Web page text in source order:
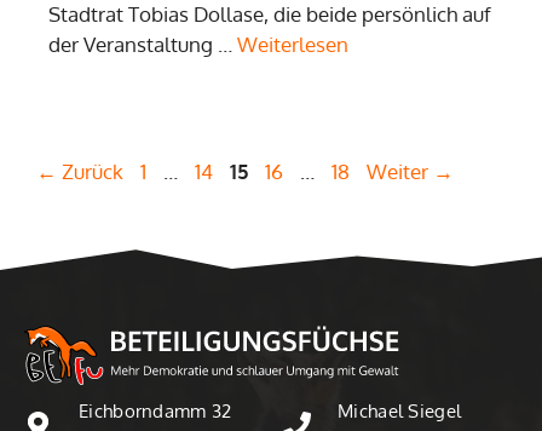
Stadtrat Tobias Dollase, die beide persönlich auf
der Veranstaltung … Weiterlesen
← Zurück Seite
1 Seite
14 Seite
15 Seite
16 Seite
18 Weiter →
Eichborndamm 32
Michael Siegel